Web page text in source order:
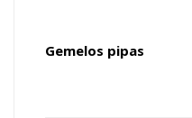
Gemelos pipas